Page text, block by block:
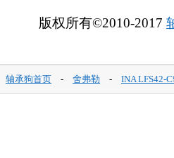
版权所有©2010-2017
轴承狗首页 - 舍弗勒 - INA LFS42-